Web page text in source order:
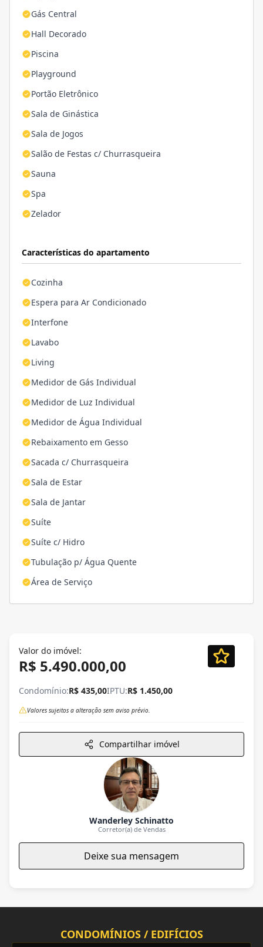
Gás Central
Hall Decorado
Piscina
Playground
Portão Eletrônico
Sala de Ginástica
Sala de Jogos
Salão de Festas c/ Churrasqueira
Sauna
Spa
Zelador
Características do apartamento
Cozinha
Espera para Ar Condicionado
Interfone
Lavabo
Living
Medidor de Gás Individual
Medidor de Luz Individual
Medidor de Água Individual
Rebaixamento em Gesso
Sacada c/ Churrasqueira
Sala de Estar
Sala de Jantar
Suíte
Suíte c/ Hidro
Tubulação p/ Água Quente
Área de Serviço
Valor do imóvel:
R$ 5.490.000,00
Condomínio:R$ 435,00IPTU:R$ 1.450,00
Valores sujeitos a alteração sem aviso prévio.
Compartilhar imóvel
Wanderley Schinatto
Corretor(a) de Vendas
Deixe sua mensagem
CONDOMÍNIOS / EDIFÍCIOS